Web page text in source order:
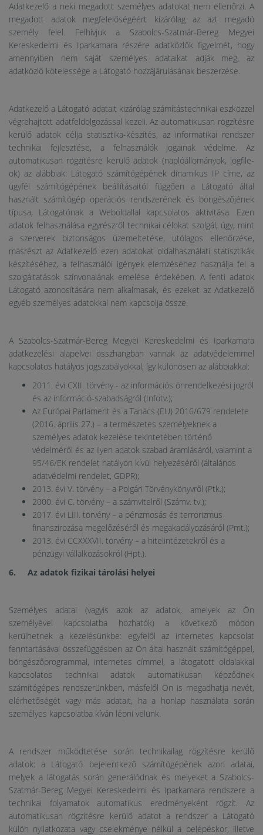
Adatkezelő a neki megadott személyes adatokat nem ellenőrzi. A
megadott adatok megfelelőségéért kizárólag az azt megadó
személy felel. Felhívjuk a Szabolcs-Szatmár-Bereg Megyei
Kereskedelmi és Iparkamara részére adatközlők figyelmét, hogy
amennyiben nem saját személyes adataikat adják meg, az
adatközlő kötelessége a Látogató hozzájárulásának beszerzése.
Adatkezelő a Látogató adatait kizárólag számítástechnikai eszközzel
végrehajtott adatfeldolgozással kezeli. Az automatikusan rögzítésre
kerülő adatok célja statisztika-készítés, az informatikai rendszer
technikai fejlesztése, a felhasználók jogainak védelme. Az
automatikusan rögzítésre kerülő adatok (naplóállományok, logfile-
ok) az alábbiak: Látogató számítógépének dinamikus IP címe, az
ügyfél számítógépének beállításaitól függően a Látogató által
használt számítógép operációs rendszerének és böngészőjének
típusa, Látogatónak a Weboldallal kapcsolatos aktivitása. Ezen
adatok felhasználása egyrészről technikai célokat szolgál, úgy, mint
a szerverek biztonságos üzemeltetése, utólagos ellenőrzése,
másrészt az Adatkezelő ezen adatokat oldalhasználati statisztikák
készítéséhez, a felhasználói igények elemzéséhez használja fel a
szolgáltatások színvonalának emelése érdekében. A fenti adatok
Látogató azonosítására nem alkalmasak, és ezeket az Adatkezelő
egyéb személyes adatokkal nem kapcsolja össze.
A Szabolcs-Szatmár-Bereg Megyei Kereskedelmi és Iparkamara
adatkezelési alapelvei összhangban vannak az adatvédelemmel
kapcsolatos hatályos jogszabályokkal, így különösen az alábbiakkal:
2011. évi CXII. törvény - az információs önrendelkezési jogról
és az információ-szabadságról (Infotv.);
Az Európai Parlament és a Tanács (EU) 2016/679 rendelete
(2016. április 27.) – a természetes személyeknek a
személyes adatok kezelése tekintetében történő
védelméről és az ilyen adatok szabad áramlásáról, valamint a
95/46/EK rendelet hatályon kívül helyezéséről (általános
adatvédelmi rendelet, GDPR);
2013. évi V. törvény – a Polgári Törvénykönyvről (Ptk.);
2000. évi C. törvény – a számvitelről (Számv. tv.);
2017. évi LIII. törvény – a pénzmosás és terrorizmus
finanszírozása megelőzéséről és megakadályozásáról (Pmt.);
2013. évi CCXXXVII. törvény – a hitelintézetekről és a
pénzügyi vállalkozásokról (Hpt.).
6. Az adatok fizikai tárolási helyei
Személyes adatai (vagyis azok az adatok, amelyek az Ön
személyével kapcsolatba hozhatók) a következő módon
kerülhetnek a kezelésünkbe: egyfelől az internetes kapcsolat
fenntartásával összefüggésben az Ön által használt számítógéppel,
böngészőprogrammal, internetes címmel, a látogatott oldalakkal
kapcsolatos technikai adatok automatikusan képződnek
számítógépes rendszerünkben, másfelől Ön is megadhatja nevét,
elérhetőségét vagy más adatait, ha a honlap használata során
személyes kapcsolatba kíván lépni velünk.
A rendszer működtetése során technikailag rögzítésre kerülő
adatok: a Látogató bejelentkező számítógépének azon adatai,
melyek a látogatás során generálódnak és melyeket a Szabolcs-
Szatmár-Bereg Megyei Kereskedelmi és Iparkamara rendszere a
technikai folyamatok automatikus eredményeként rögzít. Az
automatikusan rögzítésre kerülő adatot a rendszer a Látogató
külön nyilatkozata vagy cselekménye nélkül a belépéskor, illetve